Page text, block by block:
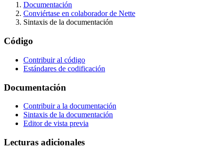
¿Ha encontrado algún problema en esta página?
Abrir vista previa
Documentación
Conviértase en colaborador de Nette
Sintaxis de la documentación
Código
Contribuir al código
Estándares de codificación
Documentación
Contribuir a la documentación
Sintaxis de la documentación
Editor de vista previa
Lecturas adicionales